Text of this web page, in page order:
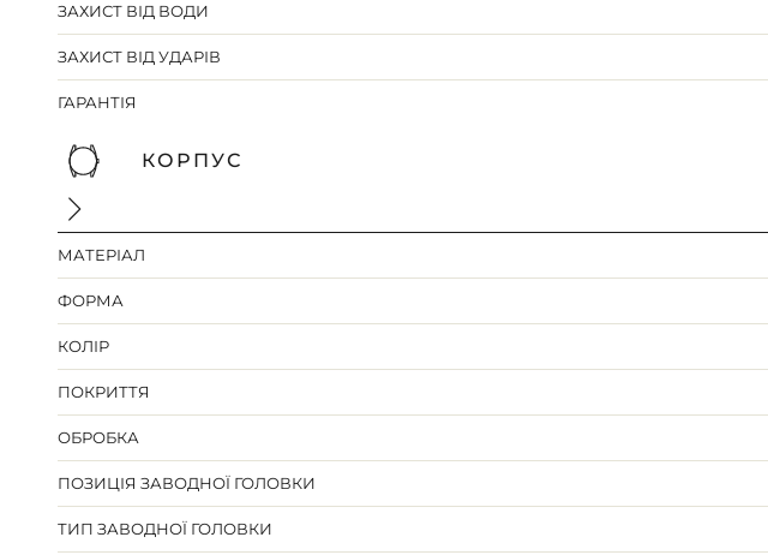
ЗАХИСТ ВІД ВОДИ
ЗАХИСТ ВІД УДАРІВ
ГАРАНТІЯ
КОРПУС
МАТЕРІАЛ
ФОРМА
КОЛІР
ПОКРИТТЯ
ОБРОБКА
ПОЗИЦІЯ ЗАВОДНОЇ ГОЛОВКИ
ТИП ЗАВОДНОЇ ГОЛОВКИ